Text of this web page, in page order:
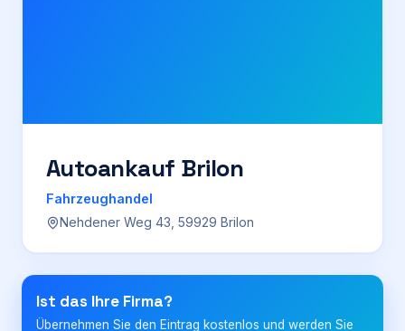
Preise
Für Firmen
Login
Autoankauf Brilon
Fahrzeughandel
Nehdener Weg 43, 59929 Brilon
Ist das Ihre Firma?
Übernehmen Sie den Eintrag kostenlos und werden Sie